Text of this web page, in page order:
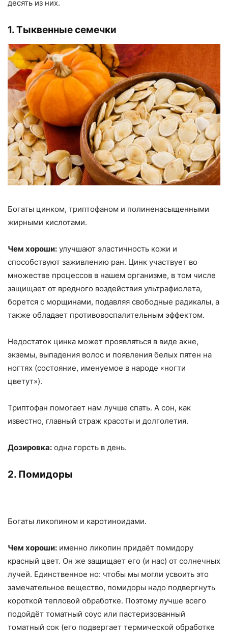
десять из них.
1. Тыквенные семечки
Богаты цинком, триптофаном и полиненасыщенными
жирными кислотами.
Чем хороши: улучшают эластичность кожи и
способствуют заживлению ран. Цинк участвует во
множестве процессов в нашем организме, в том числе
защищает от вредного воздействия ультрафиолета,
борется с морщинами, подавляя свободные радикалы, а
также обладает противовоспалительным эффектом.
Недостаток цинка может проявляться в виде акне,
экземы, выпадения волос и появления белых пятен на
ногтях (состояние, именуемое в народе «ногти
цветут»).
Триптофан помогает нам лучше спать. А сон, как
известно, главный страж красоты и долголетия.
Дозировка: одна горсть в день.
2. Помидоры
Богаты ликопином и каротиноидами.
Чем хороши: именно ликопин придаёт помидору
красный цвет. Он же защищает его (и нас) от солнечных
лучей. Единственное но: чтобы мы могли усвоить это
замечательное вещество, помидоры надо подвергнуть
короткой тепловой обработке. Поэтому лучше всего
подойдёт томатный соус или пастеризованный
томатный сок (его подвергает термической обработке